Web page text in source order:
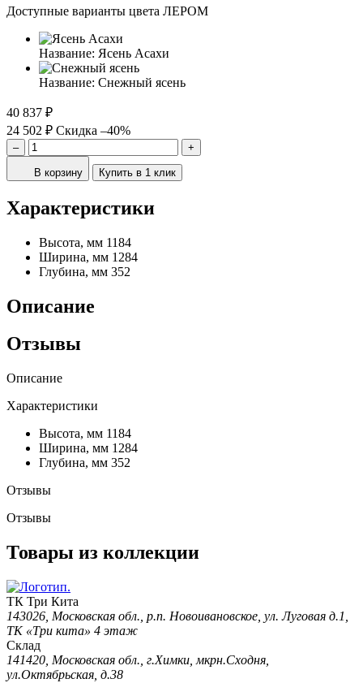
Доступные варианты цвета ЛЕРОМ
Название: Ясень Асахи
Название: Снежный ясень
40 837 ₽
24 502 ₽ Скидка –40%
– +
В корзину Купить в 1 клик
Характеристики
Высота, мм 1184
Ширина, мм 1284
Глубина, мм 352
Описание
Отзывы
Описание
Характеристики
Высота, мм 1184
Ширина, мм 1284
Глубина, мм 352
Отзывы
Отзывы
Товары из коллекции
ТК Три Кита
143026, Московская обл., р.п. Новоивановское, ул. Луговая д.1,
ТК «Три кита» 4 этаж
Склад
141420, Московская обл., г.Химки, мкрн.Сходня,
ул.Октябрьская, д.38